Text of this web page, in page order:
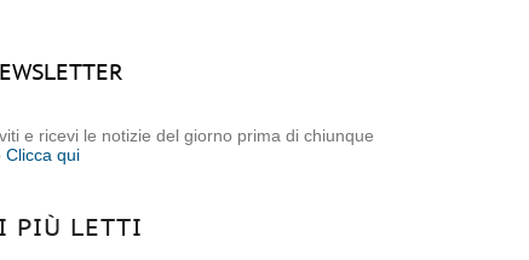
e ricevi le notizie del giorno prima di chiunque
Clicca qui
I PIÙ LETTI